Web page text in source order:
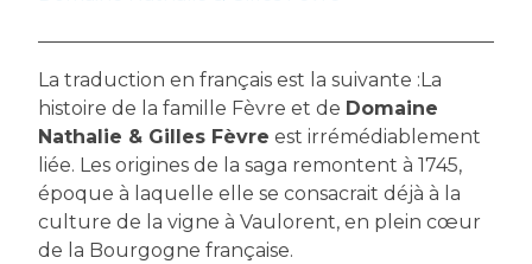
La traduction en français est la suivante :La
histoire de la famille Fèvre et de Domaine
Nathalie & Gilles Fèvre est irrémédiablement
liée. Les origines de la saga remontent à 1745,
époque à laquelle elle se consacrait déjà à la
culture de la vigne à Vaulorent, en plein cœur
de la Bourgogne française.